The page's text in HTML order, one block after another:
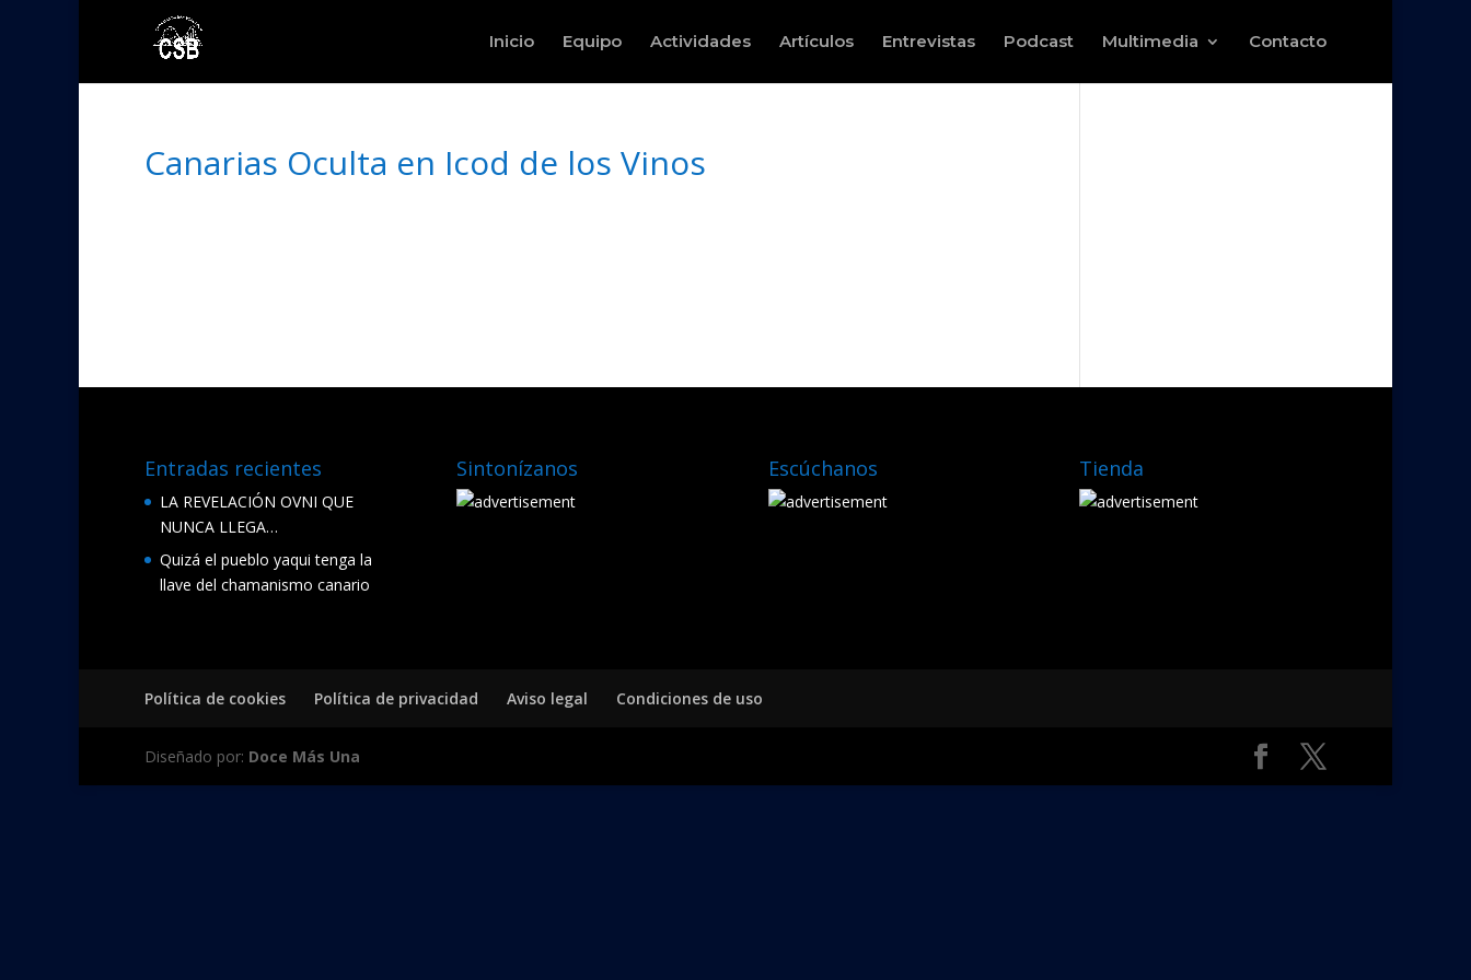
Inicio Equipo Actividades Artículos Entrevistas Podcast Multimedia Contacto
Canarias Oculta en Icod de los Vinos
Entradas recientes
LA REVELACIÓN OVNI QUE
NUNCA LLEGA…
Quizá el pueblo yaqui tenga la
llave del chamanismo canario
Sintonízanos Escúchanos Tienda
Política de cookies Política de privacidad Aviso legal Condiciones de uso
Diseñado por: Doce Más Una